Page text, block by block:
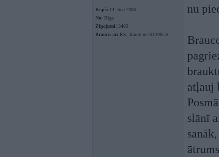
Kopš: 14. Sep 2008
No: Rīga
Ziņojumi: 3469
Braucu ar: RS, Jimny un R1200GS
nu
atļauj
slānī